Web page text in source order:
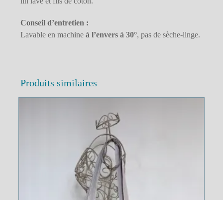
Conseil d’entretien :
Lavable en machine à l’envers à 30°, pas de sèche-linge.
Produits similaires